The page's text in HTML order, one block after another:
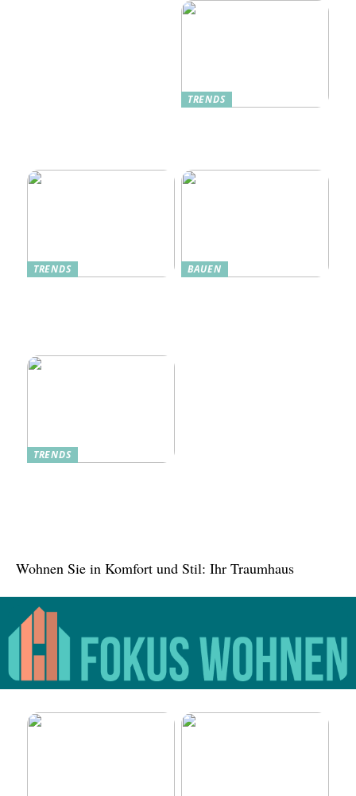
TRENDS
TRENDS BAUEN
TRENDS
Wohnen Sie in Komfort und Stil: Ihr Traumhaus